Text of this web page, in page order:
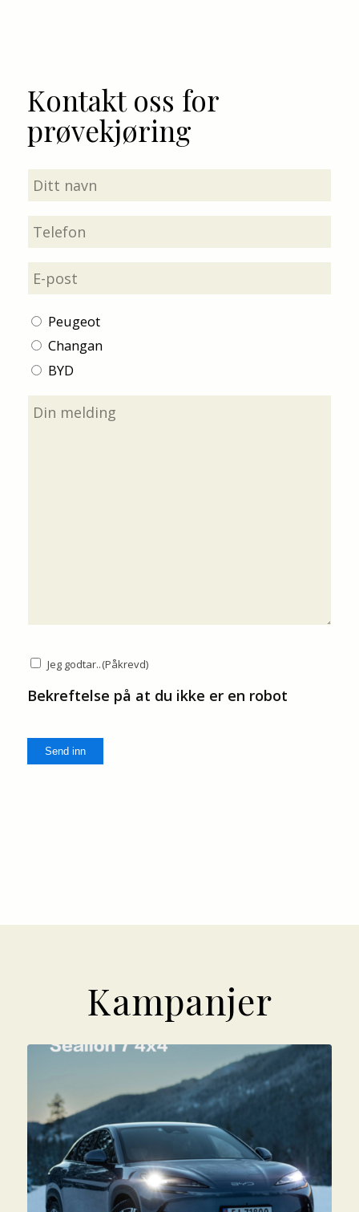
Kontakt oss for
prøvekjøring
Navn(Påkrevd)
Telefon(Påkrevd)
E-
post(Påkrevd)
Avdeling(Påkrevd)
Peugeot
Changan
BYD
Melding(Påkrevd)
Consent(Påkrevd)
Jeg godtar..(Påkrevd)
Bekreftelse på at du ikke er en robot
Send inn
Kampanjer